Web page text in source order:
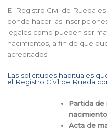
El Registro Civil de Rueda
donde hacer las
legales como pueden ser
nacimientos, a fin de que
acreditados.
Las solicitudes habituales
el Registro Civil de Rueda
Partida
nacimiento
Acta de